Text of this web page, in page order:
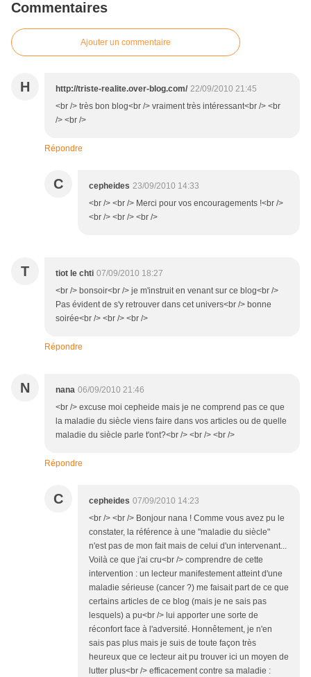
Commentaires
Ajouter un commentaire
H http://triste-realite.over-blog.com/ 22/09/2010 21:45
<br /> très bon blog<br /> vraiment très intéressant<br /> <br
/> <br />
Répondre
C cepheides 23/09/2010 14:33
<br /> <br /> Merci pour vos encouragements !<br />
<br /> <br /> <br />
T tiot le chti 07/09/2010 18:27
<br /> bonsoir<br /> je m'instruit en venant sur ce blog<br />
Pas évident de s'y retrouver dans cet univers<br /> bonne
soirée<br /> <br /> <br />
Répondre
N nana 06/09/2010 21:46
<br /> excuse moi cepheide mais je ne comprend pas ce que
la maladie du siècle viens faire dans vos articles ou de quelle
maladie du siècle parle t'ont?<br /> <br /> <br />
Répondre
C cepheides 07/09/2010 14:23
<br /> <br /> Bonjour nana ! Comme vous avez pu le
constater, la référence à une "maladie du siècle"
n'est pas de mon fait mais de celui d'un intervenant...
Voilà ce que j'ai cru<br /> comprendre de cette
intervention : un lecteur manifestement atteint d'une
maladie sérieuse (cancer ?) me faisait part de ce que
certains articles de ce blog (mais je ne sais pas
lesquels) a pu<br /> lui apporter une sorte de
réconfort face à l'adversité. Honnêtement, je n'en
sais pas plus mais je suis de toute façon très
heureux que ce lecteur ait pu trouver ici un moyen de
lutter plus<br /> efficacement contre sa maladie :